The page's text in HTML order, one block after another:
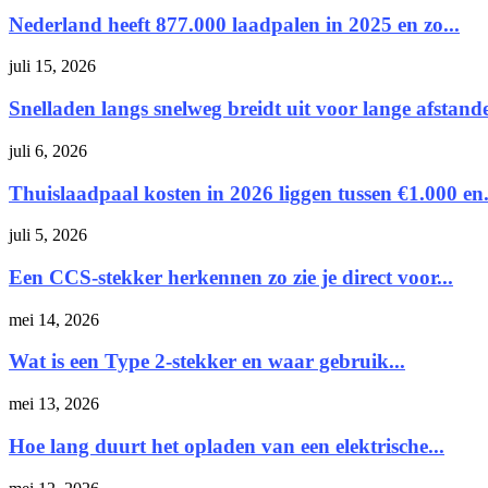
Nederland heeft 877.000 laadpalen in 2025 en zo...
juli 15, 2026
Snelladen langs snelweg breidt uit voor lange
juli 6, 2026
Thuislaadpaal kosten in 2026 liggen tussen €1.000
juli 5, 2026
Een CCS-stekker herkennen zo zie je direct voor...
mei 14, 2026
Wat is een Type 2-stekker en waar gebruik...
mei 13, 2026
Hoe lang duurt het opladen van een elektrische...